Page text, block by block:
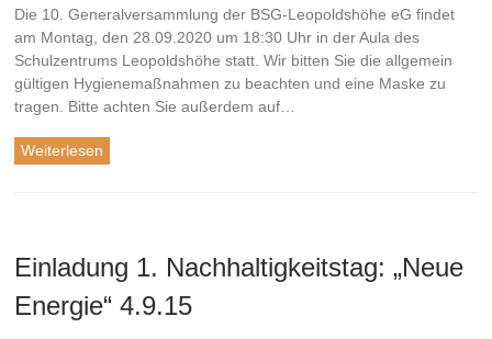
Die 10. Generalversammlung der BSG-Leopoldshöhe eG findet
am Montag, den 28.09.2020 um 18:30 Uhr in der Aula des
Schulzentrums Leopoldshöhe statt. Wir bitten Sie die allgemein
gültigen Hygienemaßnahmen zu beachten und eine Maske zu
tragen. Bitte achten Sie außerdem auf…
Weiterlesen
Einladung 1. Nachhaltigkeitstag: „Neue
Energie“ 4.9.15